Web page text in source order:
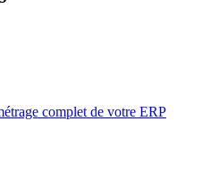
complet de votre ERP